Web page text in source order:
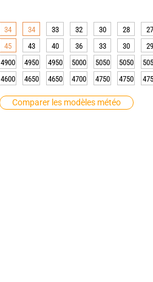
Comparer les modèles météo
34 34 33 32 30 28 27
45 43 40 36 33 30 29
4900 4950 4950 5000 5050 5050
4600 4650 4650 4700 4750 4750